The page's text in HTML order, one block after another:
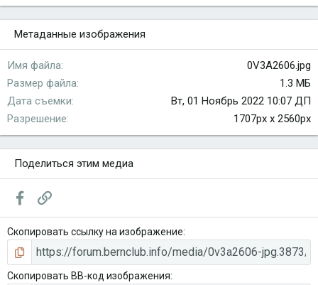
Метаданные изображения
Имя файла
0V3A2606.jpg
Размер файла
1.3 МБ
Дата съемки
Вт, 01 Ноябрь 2022 10:07 ДП
Разрешение
1707px x 2560px
Поделиться этим медиа
FacebookСсылка
Скопировать ссылку на изображение
Скопировать BB-код изображения